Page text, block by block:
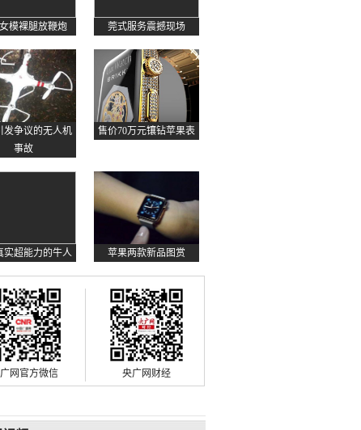
模裸腿放鞭炮 莞式服务震撼现场
发争议的无人机
事故
售价70万元镶钻苹果表
实超能力的牛人 苹果两款新品图赏
网官方微信 央广网财经